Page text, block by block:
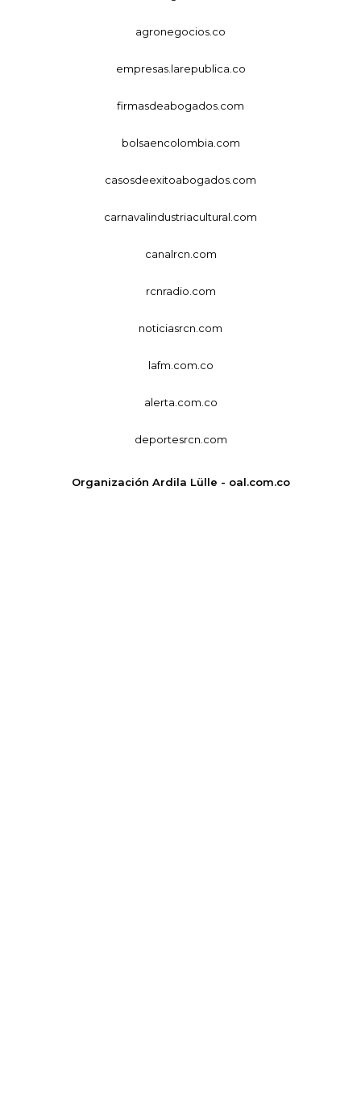
agronegocios.co
empresas.larepublica.co
firmasdeabogados.com
bolsaencolombia.com
casosdeexitoabogados.com
carnavalindustriacultural.com
canalrcn.com
rcnradio.com
noticiasrcn.com
lafm.com.co
alerta.com.co
deportesrcn.com
Organización Ardila Lülle - oal.com.co